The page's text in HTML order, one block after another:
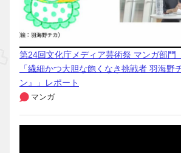
第24回文化庁メディア芸術祭 マンガ部門
「繊細かつ大胆な飽くなき挑戦者 羽海野
ン』」レポート
マンガ